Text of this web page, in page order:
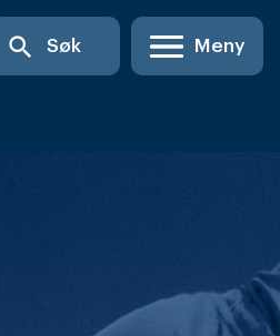
search Søk Meny